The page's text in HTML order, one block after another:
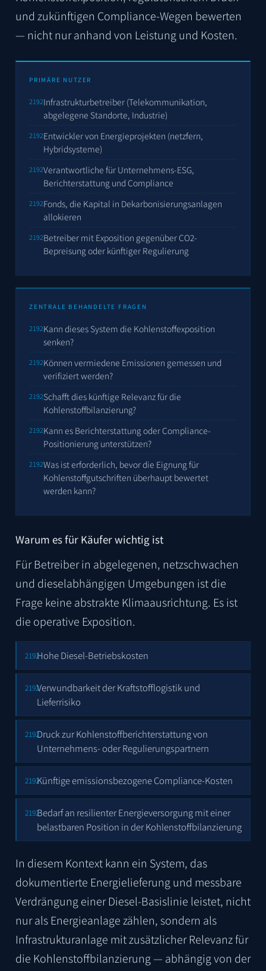
und zukünftigen Compliance-Wegen bewerten
— nicht nur anhand von Leistung und Kosten.
PRIMÄRE NUTZER
Infrastrukturbetreiber (Telekommunikation,
abgelegene Standorte, Industrie)
Entwickler von Energieprojekten (netzfern,
Hybridsysteme)
Verantwortliche für Unternehmens-ESG,
Berichterstattung und Compliance
Fonds, die Kapital in Dekarbonisierungsanlagen
allokieren
Betreiber mit Exposition gegenüber CO2-
Bepreisung oder künftiger Regulierung
ZENTRALE BEHANDELTE FRAGEN
Kann dieses System die Kohlenstoffexposition
senken?
Können vermiedene Emissionen gemessen und
verifiziert werden?
Schafft dies künftige Relevanz für die
Kohlenstoffbilanzierung?
Kann es Berichterstattung oder Compliance-
Positionierung unterstützen?
Was ist erforderlich, bevor die Eignung für
Kohlenstoffgutschriften überhaupt bewertet
werden kann?
Warum es für Käufer wichtig ist
Für Betreiber in abgelegenen, netzschwachen
und dieselabhängigen Umgebungen ist die
Frage keine abstrakte Klimaausrichtung. Es ist
die operative Exposition.
Hohe Diesel-Betriebskosten
Verwundbarkeit der Kraftstofflogistik und
Lieferrisiko
Druck zur Kohlenstoffberichterstattung von
Unternehmens- oder Regulierungspartnern
Künftige emissionsbezogene Compliance-Kosten
Bedarf an resilienter Energieversorgung mit einer
belastbaren Position in der Kohlenstoffbilanzierung
In diesem Kontext kann ein System, das
dokumentierte Energielieferung und messbare
Verdrängung einer Diesel-Basislinie leistet, nicht
nur als Energieanlage zählen, sondern als
Infrastrukturanlage mit zusätzlicher Relevanz für
die Kohlenstoffbilanzierung — abhängig von der